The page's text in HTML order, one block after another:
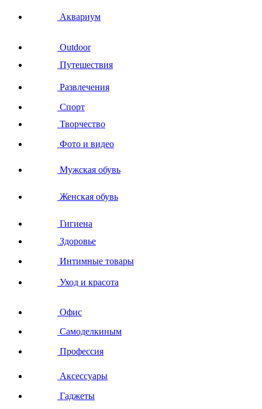
Аквариум
Outdoor
Путешествия
Развлечения
Спорт
Творчество
Фото и видео
Мужская обувь
Женская обувь
Гигиена
Здоровье
Интимные товары
Уход и красота
Офис
Самоделкиным
Профессия
Аксессуары
Гаджеты